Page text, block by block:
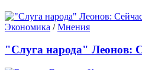
Экономика /Мнения
"Слуга народа" Леонов: